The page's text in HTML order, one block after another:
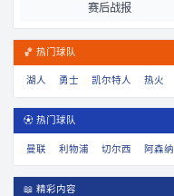
赛后战报
🏀 热门球队
湖人 勇士 凯尔特人 热火
⚽ 热门球队
曼联 利物浦 切尔西 阿森纳
📖 精彩内容